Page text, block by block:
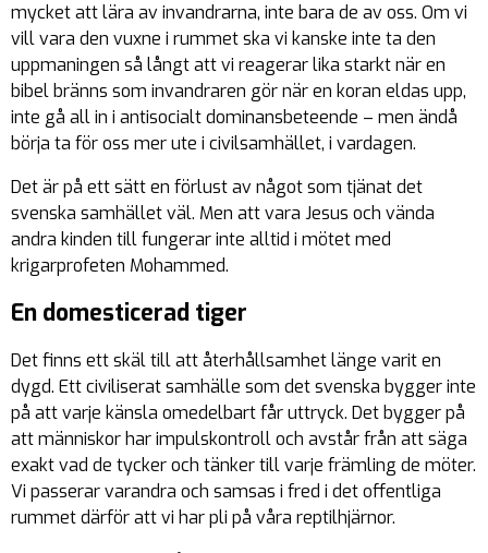
mycket att lära av invandrarna, inte bara de av oss. Om vi
vill vara den vuxne i rummet ska vi kanske inte ta den
uppmaningen så långt att vi reagerar lika starkt när en
bibel bränns som invandraren gör när en koran eldas upp,
inte gå all in i antisocialt dominansbeteende – men ändå
börja ta för oss mer ute i civilsamhället, i vardagen.
Det är på ett sätt en förlust av något som tjänat det
svenska samhället väl. Men att vara Jesus och vända
andra kinden till fungerar inte alltid i mötet med
krigarprofeten Mohammed.
En domesticerad tiger
Det finns ett skäl till att återhållsamhet länge varit en
dygd. Ett civiliserat samhälle som det svenska bygger inte
på att varje känsla omedelbart får uttryck. Det bygger på
att människor har impulskontroll och avstår från att säga
exakt vad de tycker och tänker till varje främling de möter.
Vi passerar varandra och samsas i fred i det offentliga
rummet därför att vi har pli på våra reptilhjärnor.